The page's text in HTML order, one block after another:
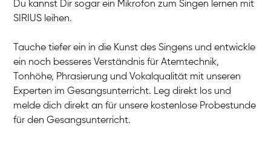
Klara
Martina
Du kannst Dir sogar ein Mikrofon zum Singen lernen mit
SIRIUS leihen.
Tauche tiefer ein in die Kunst des Singens und entwickle
ein noch besseres Verständnis für Atemtechnik,
Tonhöhe, Phrasierung und Vokalqualität mit unseren
Experten im Gesangsunterricht. Leg direkt los und
melde dich direkt an für unsere kostenlose Probestunde
für den Gesangsunterricht.